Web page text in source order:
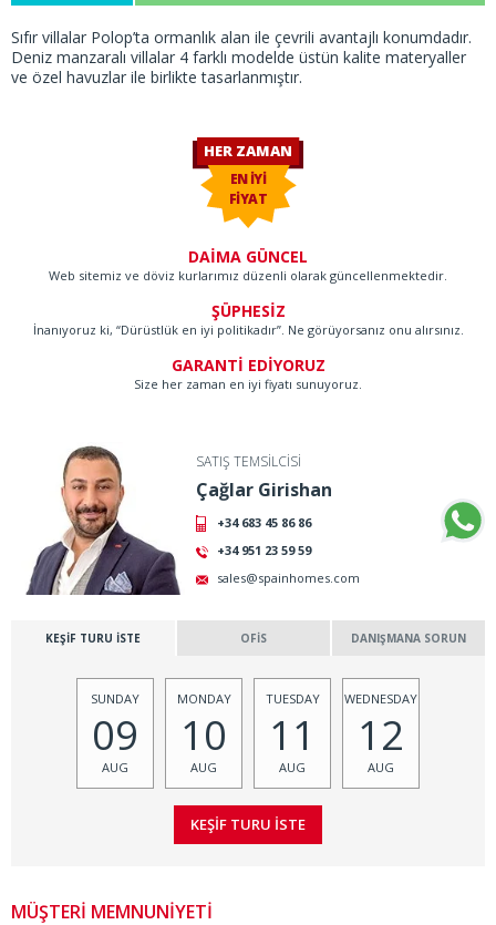
Sıfır villalar Polop’ta ormanlık alan ile çevrili avantajlı konumdadır.
Deniz manzaralı villalar 4 farklı modelde üstün kalite materyaller
ve özel havuzlar ile birlikte tasarlanmıştır.
HER ZAMAN
EN İYİ
FİYAT
DAİMA GÜNCEL
Web sitemiz ve döviz kurlarımız düzenli olarak güncellenmektedir.
ŞÜPHESİZ
İnanıyoruz ki, “Dürüstlük en iyi politikadır”. Ne görüyorsanız onu alırsınız.
GARANTİ EDİYORUZ
Size her zaman en iyi fiyatı sunuyoruz.
SATIŞ TEMSİLCİSİ
Çağlar Girishan
+34 683 45 86 86
+34 951 23 59 59
sales@spainhomes.com
KEŞİF TURU İSTE OFİS DANIŞMANA SORUN
SUNDAY
09
AUG
MONDAY
10
AUG
TUESDAY
11
AUG
WEDNESDAY
12
AUG
MÜŞTERİ MEMNUNİYETİ